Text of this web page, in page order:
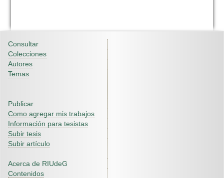
Consultar
Colecciones
Autores
Temas
Publicar
Como agregar mis trabajos
Información para tesistas
Subir tesis
Subir artículo
Acerca de RIUdeG
Contenidos